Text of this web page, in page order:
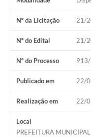
Nº da Licitação 21/
Nº do Edital 21/
Nº do Processo
Publicado em 22/
Realização em 22/
Local
PREFEITURA